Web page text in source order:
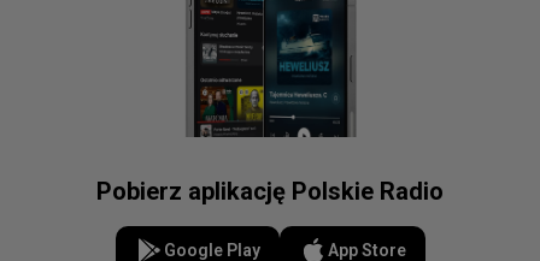
Pobierz aplikację Polskie Radio
Google Play App Store